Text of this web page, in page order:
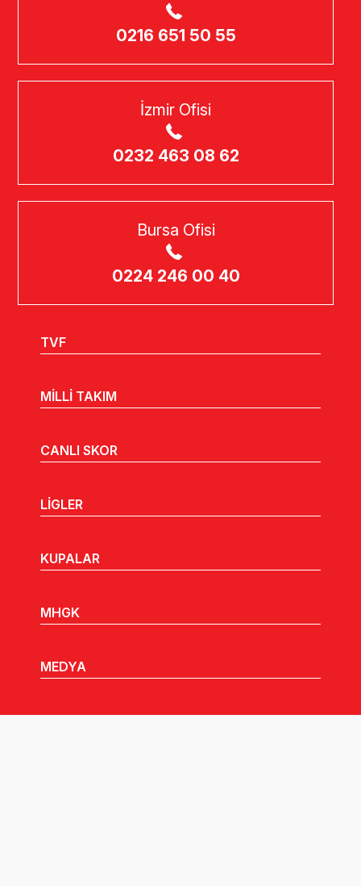
0216 651 50 55
İzmir Ofisi
0232 463 08 62
Bursa Ofisi
0224 246 00 40
TVF
MİLLİ TAKIM
CANLI SKOR
LİGLER
KUPALAR
MHGK
MEDYA
DUYURULAR